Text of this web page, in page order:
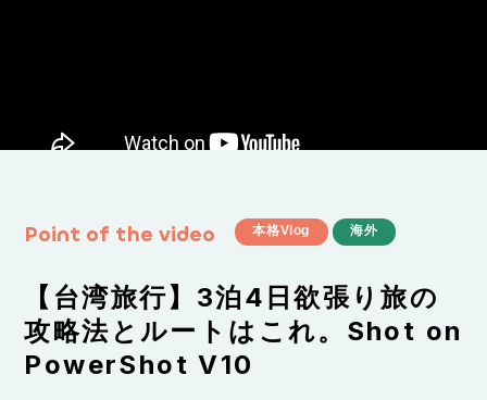
Point of the video 本格Vlog 海外
【台湾旅行】3泊4日欲張り旅の
攻略法とルートはこれ。Shot on
PowerShot V10